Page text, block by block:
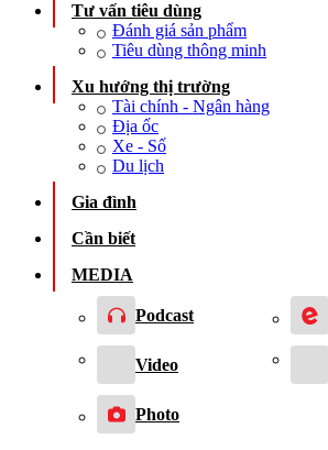
Tư vấn tiêu dùng
Đánh giá sản phẩm
Tiêu dùng thông minh
Xu hướng thị trường
Tài chính - Ngân hàng
Địa ốc
Xe - Số
Du lịch
Gia đình
Cần biết
MEDIA
Podcast
Video
Photo